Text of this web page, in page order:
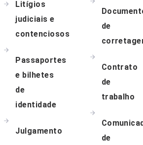
Litígios
judiciais e
contenciosos
Passaportes
e bilhetes
de
identidade
Julgamento
de
Contrato
de
trabalho
de